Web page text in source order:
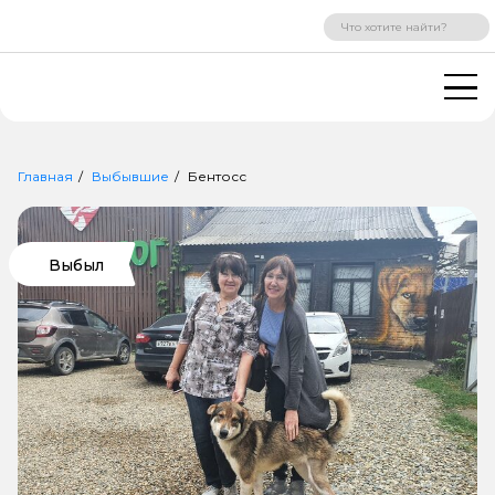
ВХОД РЕГИСТРАЦИЯ
Главная Выбывшие Бентосс
Выбыл